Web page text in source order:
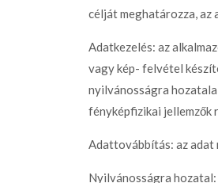
célját meghatározza,
Adatkezelés: az
vagy kép- felvétel
nyilvánosságra
fényképfizikai jellemzők
Adattovábbítás: az adat
Nyilvánosságra